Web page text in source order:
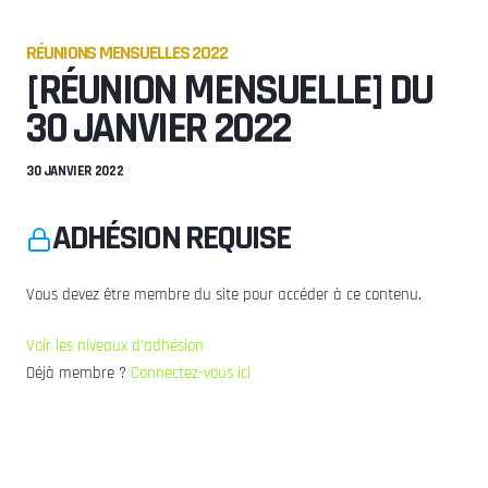
RÉUNIONS MENSUELLES 2022
[RÉUNION MENSUELLE] DU
30 JANVIER 2022
30 JANVIER 2022
ADHÉSION REQUISE
Vous devez être membre du site pour accéder à ce contenu.
Voir les niveaux d’adhésion
Déjà membre ? Connectez-vous ici